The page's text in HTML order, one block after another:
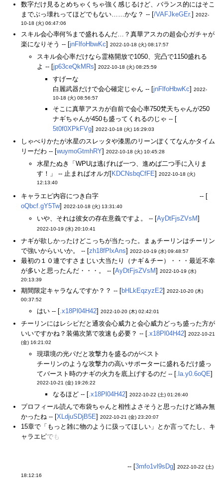
数字だけ見るとめちゃくちゃ強く感じるけど、バランス的にはそこ
までぶっ壊れってほどでもない……かな？ -- [/VAFJkeGEr.] 2022-
10-18 (火) 06:47:06
スキル会心率何%まで盛れるんだ…？真華アスカの超会心ガチャが
楽になりそう -- [jnFlfoHbwKc] 2022-10-18 (火) 08:17:57
スキル会心率だけなら霊格開放で1050、完凸で1150盛れる
よ -- [jp63ceQkMRs] 2022-10-18 (火) 08:25:59
すげーな
白麗武器だけで会心確定じゃん -- [jnFlfoHbwKc] 2022-
10-18 (火) 08:56:57
そこに真華アスカが自前で会心率750梵天ちゃんが250
ナギちゃんが450も盛ってくれるのじゃ -- [
5t0f0XPkFVg] 2022-10-18 (火) 16:29:03
しゃべりかたが水星のスレッタや漆黒のリーンぽくてなんかタイム
リーだわ -- [wuymoGtmhRY] 2022-10-18 (火) 10:45:28
水星たぬき「WPUは逃げれば一つ、進めば二つ手に入りま
す！」 -- 止まればオルガ[KDCNsbqCfFE] 2022-10-18 (火)
12:13:40
キャラエピ内容につき白字
-- [
oQbcf.gY5Tw] 2022-10-18 (火) 13:31:40
いや、それは彼女の存在意義ですよ。 -- [AyDtFjsZVsM]
2022-10-19 (水) 20:10:41
ナギが欲しかったけどこっちが当たった。まぁチーリンはチーリン
で強いからいいか。 -- [zh18fPlxAns] 2022-10-19 (水) 09:48:57
最初の１０連ですさまじい大当たり（ナギ＆チー）・・・最近不幸
が多いと思ったんだ・・・。 -- [AyDtFjsZVsM] 2022-10-19 (水)
20:13:39
期間限定キャラなんですか？？ -- [bHLkEqzyzE2] 2022-10-20 (木)
00:37:52
はい -- [.x18Pl04H42] 2022-10-20 (木) 02:42:01
チーリンにはレシピだと通攻会心威力と会心威力どっち盛った方が
いいですかね？装備次第で攻速も必要？ -- [.x18Pl04H42] 2022-10-21
(金) 16:21:02
現環境の光パだと攻撃力を盛るのがベスト
チーリンのような攻撃力の高いサポーターに盛れるだけ盛っ
てバースト時のナギの火力を底上げするのだ -- [.la.y0.6oQE]
2022-10-21 (金) 19:26:22
なるほど -- [.x18Pl04H42] 2022-10-22 (土) 01:26:40
プロフィール読んで布袋ちゃんと相性よさそうと思ったけど絡み無
かったね -- [XLdjuSDjB5E] 2022-10-21 (金) 23:20:07
15章で「もっと雑に物のように扱ってほしい」とか言ってたし、キ
ャラエピでも
-- [3mfo1vl9sDg] 2022-10-22 (土)
18:12:16